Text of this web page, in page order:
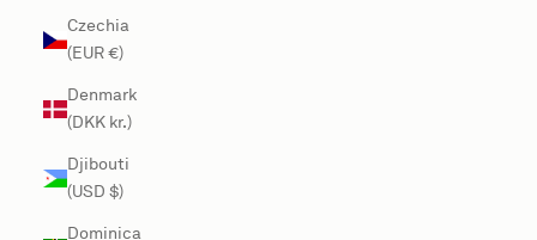
Czechia
(EUR €)
Denmark
(DKK kr.)
Djibouti
(USD $)
Dominica